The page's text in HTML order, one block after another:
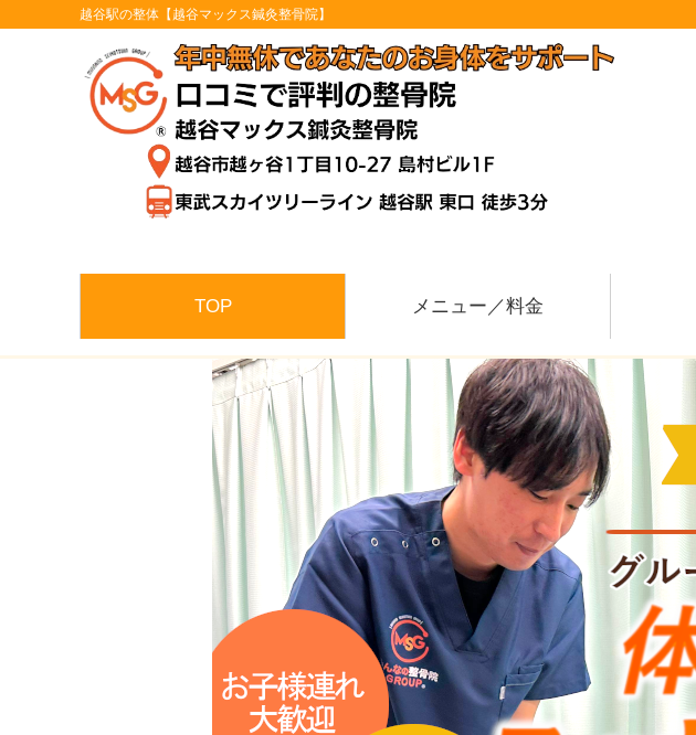
越谷駅の整体【越谷マックス鍼灸整骨院】
TOP メニュー／料金